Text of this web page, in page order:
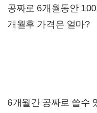
공짜로 6개월동안
개월후 가격은 얼마?
6개월간 공짜로 쓸수